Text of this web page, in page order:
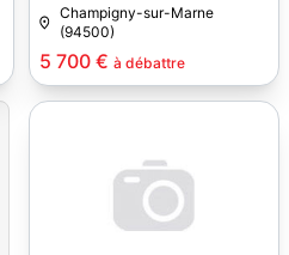
5 700 € à débattre
Champigny-sur-Marne
(94500)